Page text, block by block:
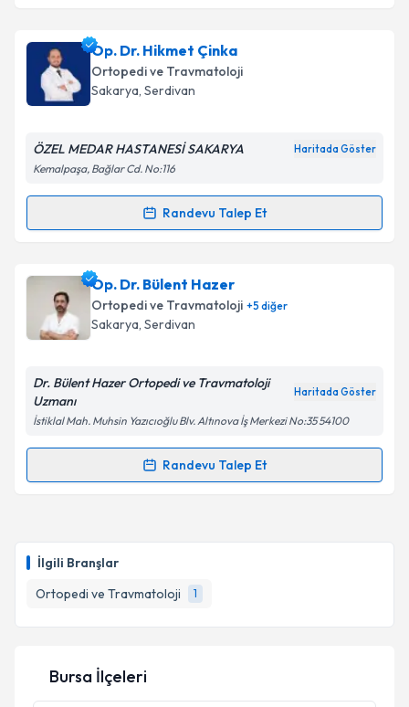
İlgili Branşlar
Ortopedi ve Travmatoloji
1
Op. Dr. Salih Şentürk için randevu takvimi talebi
oluşturun. Size bu uzmandan randevu almanız için bir
takvim hazırlandığında e-posta ile bilgilendireceğiz.
Kişisel verilerimin işlenmesine ilişkin
Metni'ni okudum ve kişisel verilerimin belirtilen
Takvim Talebini Gönder
Op. Dr. Hikmet Çinka
Ortopedi ve Travmatoloji
Sakarya, Serdivan
ÖZEL MEDAR HASTANESİ SAKARYA Haritada Göster
Kemalpaşa, Bağlar Cd. No:116
Randevu Talep Et
Randevu Takvimi Talebi
Op. Dr. Hikmet Çinkaiçin randevu takvimi talebi
oluşturun. Size bu uzmandan randevu almanız için bir
takvim hazırlandığında e-posta ile bilgilendireceğiz.
Kişisel verilerimin işlenmesine ilişkinAydınlatma
'ni okudum ve kişisel verilerimin belirtilen
kapsamda işlenmesini kabul ediyorum.
Takvim Talebini Gönder
Op. Dr. Bülent Hazer
Ortopedi ve Travmatoloji +5 diğer
Sakarya, Serdivan
Dr. Bülent Hazer Ortopedi ve Travmatoloji
Uzmanı
Haritada Göster
İstiklal Mah. Muhsin Yazıcıoğlu Blv. Altınova İş Merkezi No:35 54100
Randevu Talep Et
Randevu Takvimi Talebi
takvim hazırlandığında e-posta ile bilgilendireceğiz.
Kişisel verilerimin işlenmesine ilişkinAydınlatma
Bursa İlçeleri